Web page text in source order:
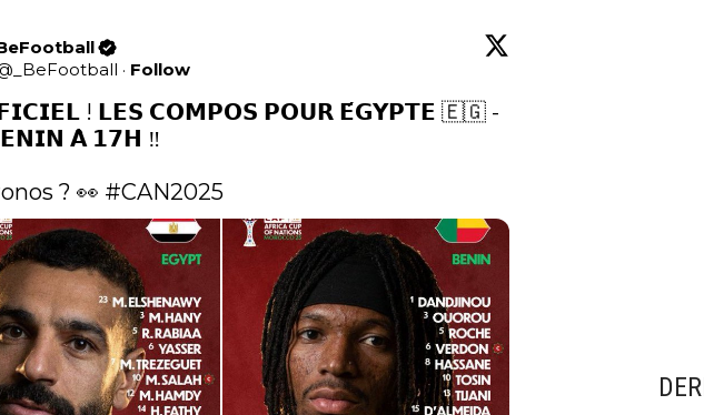
_BeFootball · Follow
! 𝗟𝗘𝗦 𝗖𝗢𝗠𝗣𝗢𝗦 𝗣𝗢𝗨𝗥 𝗘́𝗚𝗬𝗣𝗧𝗘 🇪🇬 -
𝗔̀ 𝟭𝟳𝗛 ‼️
? 👀 #CAN2025